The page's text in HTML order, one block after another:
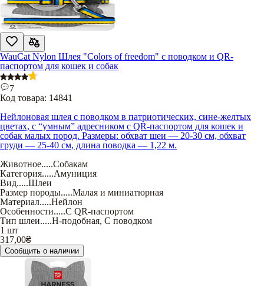
WauCat Nylon Шлея "Colors of freedom" с поводком и QR-
паспортом для кошек и собак
7
Код товара: 14841
Нейлоновая шлея с поводком в патриотических, сине-желтых
цветах, с “умным” адресником с QR-паспортом для кошек и
собак малых пород. Размеры: обхват шеи — 20-30 см, обхват
груди — 25-40 см, длина поводка — 1,22 м.
Животное.....Собакам
Категория.....Амуниция
Вид.....Шлеи
Размер породы.....Малая и миниатюрная
Материал.....Нейлон
Особенности.....С QR-паспортом
Тип шлеи.....Н-подобная, С поводком
1 шт
317,00₴
Сообщить о наличии